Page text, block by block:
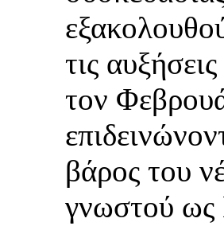
τις
τον
βάρος του
γνωστού ως